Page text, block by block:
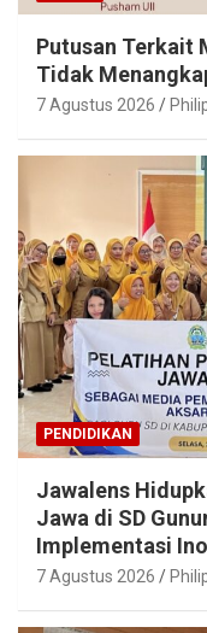
Putusan Terkait
Tidak
7 Agustus 2026
PENDIDIKAN
Jawalens
Jawa di SD
Implementasi
7 Agustus 2026